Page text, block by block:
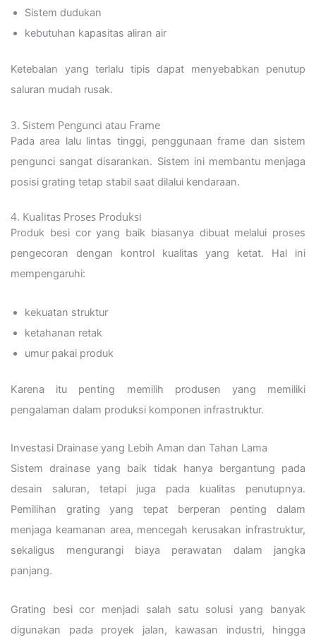
Sistem dudukan
kebutuhan kapasitas aliran air
Ketebalan yang terlalu tipis dapat menyebabkan penutup
saluran mudah rusak.
3. Sistem Pengunci atau Frame
Pada area lalu lintas tinggi, penggunaan frame dan sistem
pengunci sangat disarankan. Sistem ini membantu menjaga
posisi grating tetap stabil saat dilalui kendaraan.
4. Kualitas Proses Produksi
Produk besi cor yang baik biasanya dibuat melalui proses
pengecoran dengan kontrol kualitas yang ketat. Hal ini
mempengaruhi:
kekuatan struktur
ketahanan retak
umur pakai produk
Karena itu penting memilih produsen yang memiliki
pengalaman dalam produksi komponen infrastruktur.
Investasi Drainase yang Lebih Aman dan Tahan Lama
Sistem drainase yang baik tidak hanya bergantung pada
desain saluran, tetapi juga pada kualitas penutupnya.
Pemilihan grating yang tepat berperan penting dalam
menjaga keamanan area, mencegah kerusakan infrastruktur,
sekaligus mengurangi biaya perawatan dalam jangka
panjang.
Grating besi cor menjadi salah satu solusi yang banyak
digunakan pada proyek jalan, kawasan industri, hingga